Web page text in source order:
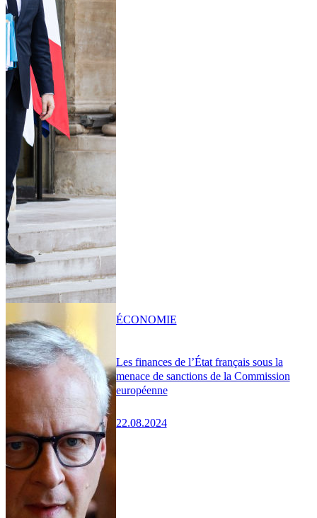
Les finances de l’État français sous la
menace de sanctions de la Commission
européenne
22.08.2024
ÉCONOMIE